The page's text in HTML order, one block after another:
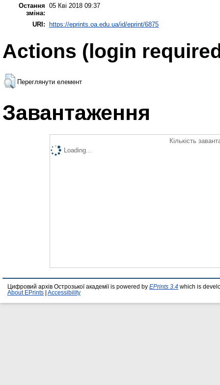
Остання
зміна:
05 Кві 2018 09:37
URI: https://eprints.oa.edu.ua/id/eprint/6875
Actions (login
Переглянути елемент
Завантаження
Кількість
Loading...
Цифровий архів Острозької академії is powered by EPrints 3.4 which is
About EPrints
Accessibility